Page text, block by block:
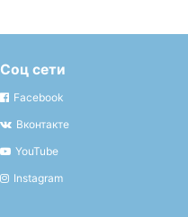
Соц сети
Facebook
Вконтакте
YouTube
Instagram